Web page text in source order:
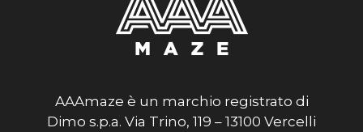
AAAmaze è un marchio registrato di
Dimo s.p.a. Via Trino, 119 – 13100 Vercelli